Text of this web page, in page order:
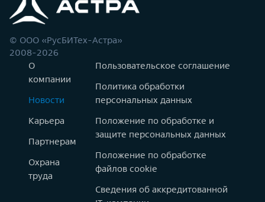
© ООО «РусБИТех-Астра»
2008-2026
О
компании
Новости
Карьера
Партнерам
Охрана
труда
Пользовательское соглашение
Политика обработки
персональных данных
Положение по обработке и
защите персональных данных
Положение по обработке
файлов cookie
Сведения об аккредитованной